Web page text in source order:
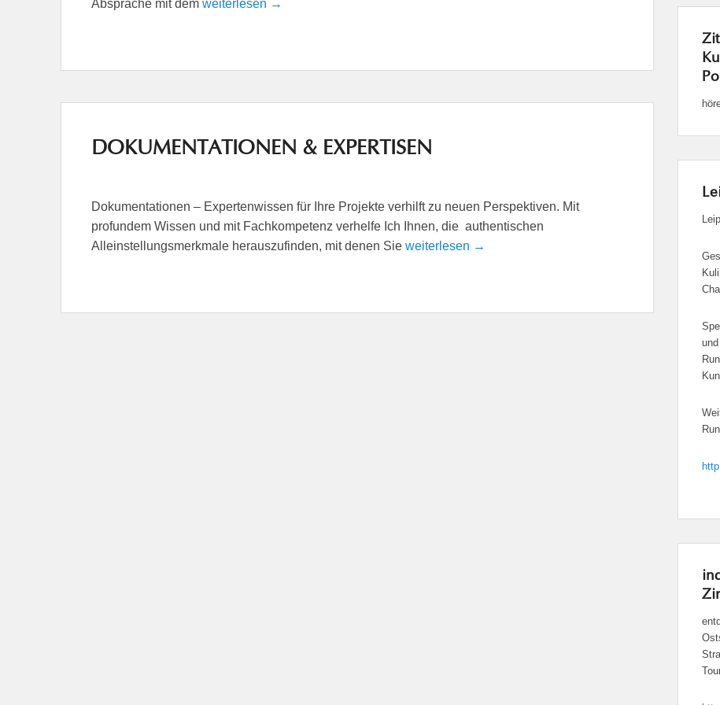
Absprache mit dem weiterlesen →
DOKUMENTATIONEN & EXPERTISEN
Dokumentationen – Expertenwissen für Ihre Projekte verhilft zu neuen Perspektiven. Mit
profundem Wissen und mit Fachkompetenz verhelfe Ich Ihnen, die authentischen
Alleinstellungsmerkmale herauszufinden, mit denen Sie weiterlesen →